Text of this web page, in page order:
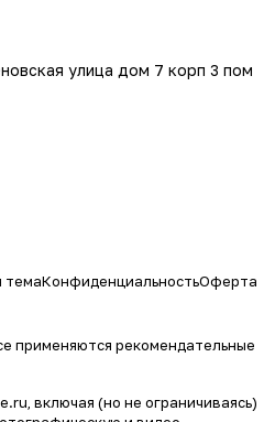
улица дом 7 корп 3 пом
темаКонфиденциальностьОферта
применяются рекомендательные
включая (но не ограничиваясь)